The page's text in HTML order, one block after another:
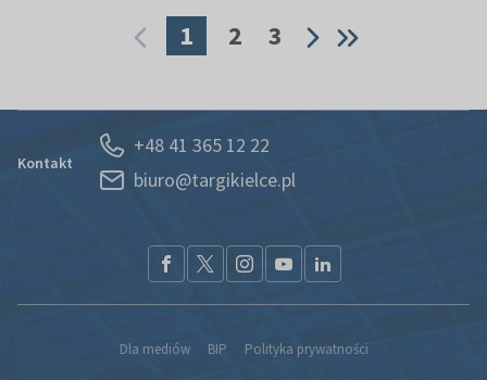
1 2 3
Kontakt
+48 41 365 12 22
biuro@targikielce.pl
Dla mediów BIP Polityka prywatności